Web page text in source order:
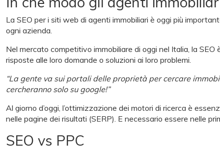
La SEO per i siti web di agenti immobiliari è oggi più
ogni azienda.
Nel mercato competitivo immobiliare di oggi nel Italia, la
risposte alle loro domande o soluzioni ai loro problemi.
“La gente va sui portali delle proprietà per cercare
cercheranno solo su google!”
Al giorno d’oggi, l’ottimizzazione dei motori di ricerca è
nelle pagine dei risultati (SERP). E necessario essere nelle
SEO vs PPC